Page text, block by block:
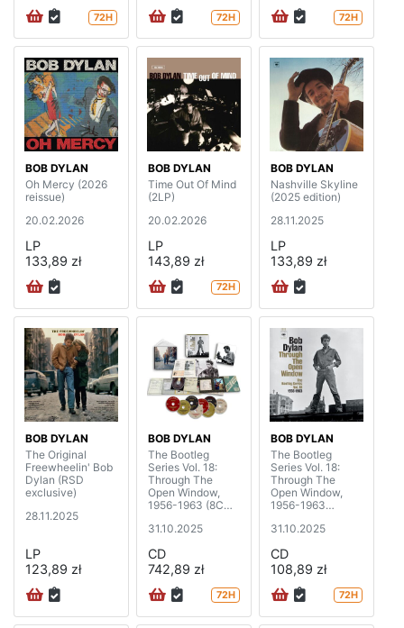
72H 72H 72H
BOB DYLAN
Oh Mercy (2026
reissue)
20.02.2026
LP
133,89 zł
BOB DYLAN
Time Out Of Mind
(2LP)
20.02.2026
LP
143,89 zł
72H
BOB DYLAN
Nashville Skyline
(2025 edition)
28.11.2025
LP
133,89 zł
BOB DYLAN
The Original
Freewheelin' Bob
Dylan (RSD
exclusive)
28.11.2025
LP
123,89 zł
BOB DYLAN
The Bootleg
Series Vol. 18:
Through The
Open Window,
1956-1963 (8CD
31.10.2025
CD
742,89 zł
72H
BOB DYLAN
The Bootleg
Series Vol. 18:
Through The
Open Window,
1956-1963
31.10.2025
CD
108,89 zł
72H